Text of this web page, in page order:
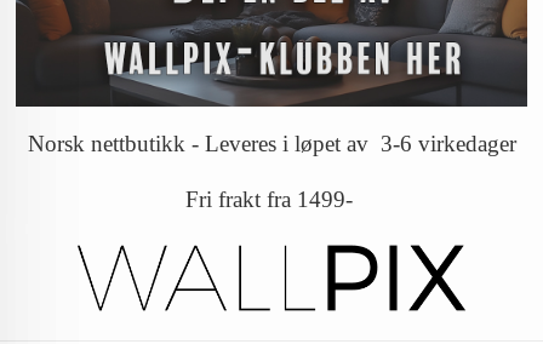
Norsk nettbutikk - Leveres i løpet av 3-6 virkedager
Fri frakt fra 1499-